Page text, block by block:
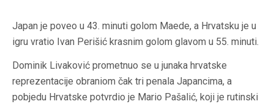
Japan je poveo u 43. minuti golom Maede, a Hrvatsku je u
igru vratio Ivan Perišić krasnim golom glavom u 55. minuti.
Dominik Livaković prometnuo se u junaka hrvatske
reprezentacije obraniom čak tri penala Japancima, a
pobjedu Hrvatske potvrdio je Mario Pašalić, koji je rutinski